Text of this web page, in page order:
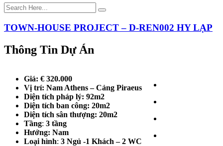
TOWN-HOUSE PROJECT – D-REN002 HY LẠP
Thông Tin Dự Án
Giá: € 320.000
Vị trí: Nam Athens – Cảng Piraeus
Diện tích pháp lý: 92m2
Diện tích ban công: 20m2
Diện tích sân thượng: 20m2
Tầng: 3 tầng
Hướng: Nam
Loại hình: 3 Ngủ -1 Khách – 2 WC